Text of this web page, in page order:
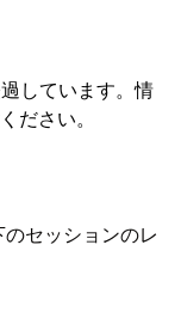
しています。情
ださい。
セッションのレ